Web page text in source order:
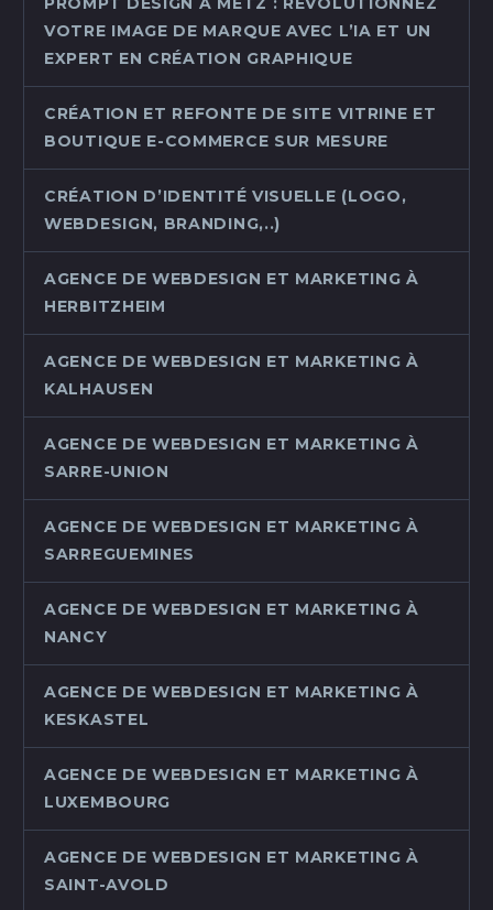
VOTRE IMAGE DE MARQUE AVEC L’IA ET UN
EXPERT EN CRÉATION GRAPHIQUE
CRÉATION ET REFONTE DE SITE VITRINE ET
BOUTIQUE E-COMMERCE SUR MESURE
CRÉATION D’IDENTITÉ VISUELLE (LOGO,
WEBDESIGN, BRANDING,..)
AGENCE DE WEBDESIGN ET MARKETING À
HERBITZHEIM
AGENCE DE WEBDESIGN ET MARKETING À
KALHAUSEN
AGENCE DE WEBDESIGN ET MARKETING À
SARRE-UNION
AGENCE DE WEBDESIGN ET MARKETING À
SARREGUEMINES
AGENCE DE WEBDESIGN ET MARKETING À
NANCY
AGENCE DE WEBDESIGN ET MARKETING À
KESKASTEL
AGENCE DE WEBDESIGN ET MARKETING À
LUXEMBOURG
AGENCE DE WEBDESIGN ET MARKETING À
SAINT-AVOLD